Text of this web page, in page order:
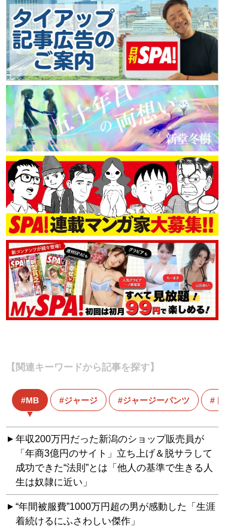
【関連キーワードから記事を探す】
MB ジャージ ジャージーパンツ トラ
年収200万円だった新潟のショップ販売員が
「年商3億円のサイト」立ち上げ＆脱サラして
成功できた“法則”とは「他人の基準で生きる人
生は奴隷に近い」
“年間被服費”1000万円超の男が感動した「生涯
着続けるにふさわしい傑作」